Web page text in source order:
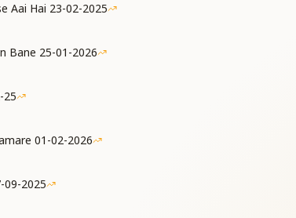
Aai Hai 23-02-2025
Bane 25-01-2026
25
01-02-2026
09-2025